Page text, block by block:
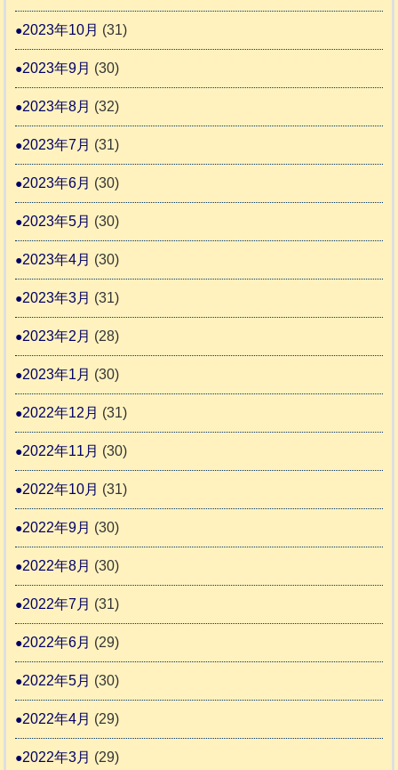
2023年10月 (31)
2023年9月 (30)
2023年8月 (32)
2023年7月 (31)
2023年6月 (30)
2023年5月 (30)
2023年4月 (30)
2023年3月 (31)
2023年2月 (28)
2023年1月 (30)
2022年12月 (31)
2022年11月 (30)
2022年10月 (31)
2022年9月 (30)
2022年8月 (30)
2022年7月 (31)
2022年6月 (29)
2022年5月 (30)
2022年4月 (29)
2022年3月 (29)